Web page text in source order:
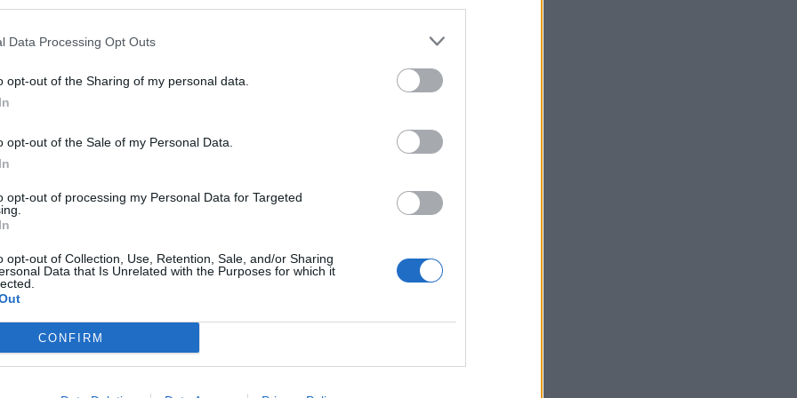
Data Processing Opt Outs
opt-out of the Sharing of my personal data.
opt-out of the Sale of my Personal Data.
opt-out of processing my Personal Data for Targeted
opt-out of Collection, Use, Retention, Sale, and/or Sharing
Data that Is Unrelated with the Purposes for which it
CONFIRM
kohdistuu lähes pelkästään vastustajan päähän.
olisi ollut vältettävissä taklauksen
delegaatio toteaa tilannetta arvioidessaan, että
vastustajaa päähän, on taklaavalla
TARKASTANUT